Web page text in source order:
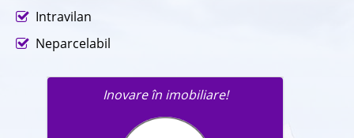
Intravilan
Neparcelabil
Inovare în imobiliare!
Trimite un mesaj agentului în
legatură cu această proprietate.